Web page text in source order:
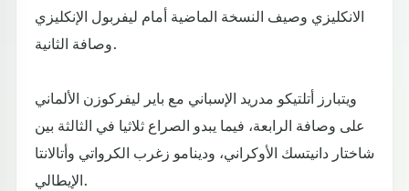
الانكليزي وصيف النسخة الماضية أمام ليفربول الإنكليزي
وصافة الثانية.
ويتبارز أتلتيكو مدريد الإسباني مع باير ليفركوزن الألماني
على وصافة الرابعة، فيما يبدو الصراع ثلاثيا في الثالثة بين
شاختار دانيتسك الأوكراني، ودينامو زغرب الكرواتي وأتالانتا
الإيطالي.